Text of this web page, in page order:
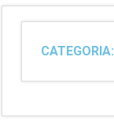
CATEGORIA: